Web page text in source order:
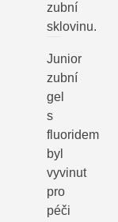
zubní
sklovinu.
Junior
zubní
gel
s
fluoridem
byl
vyvinut
pro
péči